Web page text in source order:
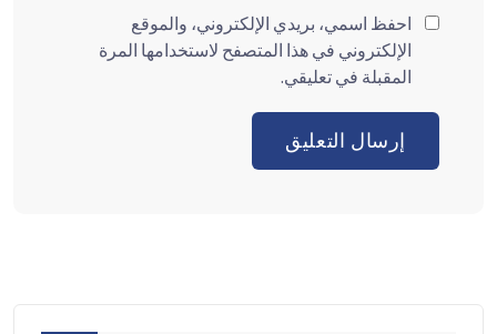
احفظ اسمي، بريدي الإلكتروني، والموقع
الإلكتروني في هذا المتصفح لاستخدامها المرة
المقبلة في تعليقي.